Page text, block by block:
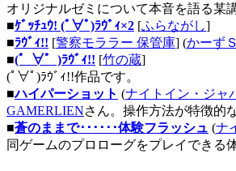
オリジナルゼミについて本音を語る某
■ｹﾞｯﾁｭｳ! (ﾟ∀ﾟ)ﾗｳﾞｨ×2 [ふらながし]
■ﾗｳﾞｨ!! [警察モララー 保管庫] (かーず
■(゜∀゜)ﾗｳﾞｨ!! [竹の蔵]
(ﾟ∀ﾟ)ﾗｳﾞｨ!!作品です。
■ハイパーショット (ナイトイン・ジャ
GAMERLIENさん。操作方法が特徴的
■蒼のままで･･････体験フラッシュ (ナ
同ゲームのプロローグをプレイできる